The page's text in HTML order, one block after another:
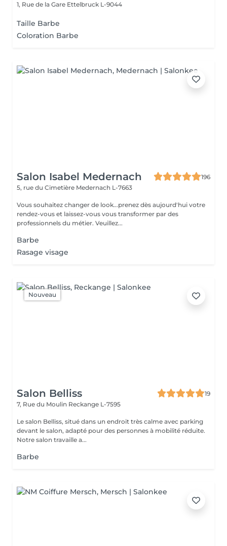
1, Rue de la Gare Ettelbruck L-9044
Taille Barbe
Coloration Barbe
Salon Isabel Medernach
196
5, rue du Cimetière Medernach L-7663
Vous souhaitez changer de look...prenez dès aujourd'hui votre
rendez-vous et laissez-vous vous transformer par des
professionnels du métier. Veuillez...
Barbe
Rasage visage
Nouveau
Salon Belliss
19
7, Rue du Moulin Reckange L-7595
Le salon Belliss, situé dans un endroit très calme avec parking
devant le salon, adapté pour des personnes à mobilité réduite.
Notre salon travaille a...
Barbe